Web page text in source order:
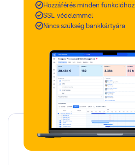
Hozzáférés minden funkcióhoz
SSL-védelemmel
Nincs szükség bankkártyára